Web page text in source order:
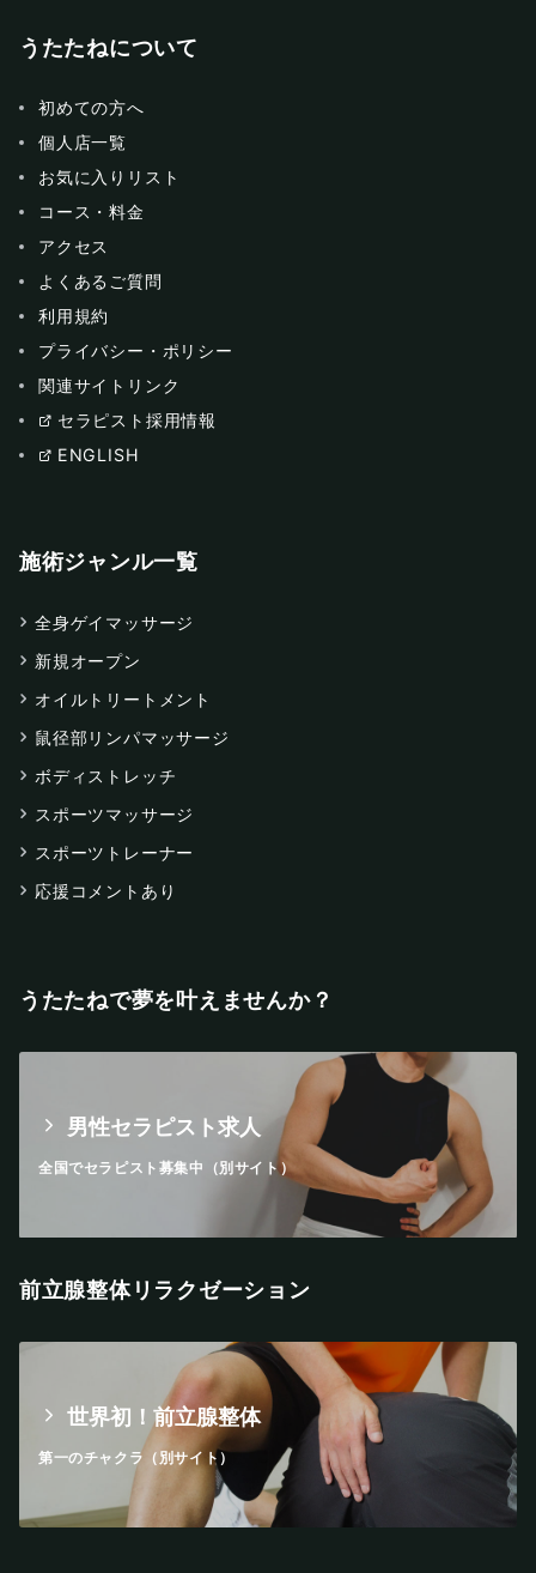
うたたねについて
初めての方へ
個人店一覧
お気に入りリスト
コース・料金
アクセス
よくあるご質問
利用規約
プライバシー・ポリシー
関連サイトリンク
セラピスト採用情報
ENGLISH
施術ジャンル一覧
全身ゲイマッサージ
新規オープン
オイルトリートメント
鼠径部リンパマッサージ
ボディストレッチ
スポーツマッサージ
スポーツトレーナー
応援コメントあり
うたたねで夢を叶えませんか？
男性セラピスト求人
全国でセラピスト募集中（別サイト）
前立腺整体リラクゼーション
世界初！前立腺整体
第一のチャクラ（別サイト）